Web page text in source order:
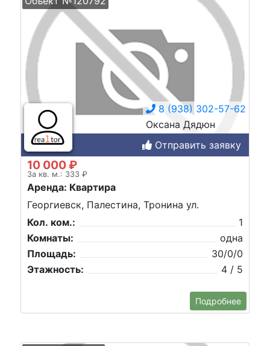
8 (938) 302-57-62
Оксана Дядюн
Отправить заявку
10 000 ₽
За кв. м.: 333 ₽
Аренда: Квартира
Георгиевск, Палестина, Тронина ул.
Кол. ком.:
1
Комнаты:
одна
Площадь:
30/0/0
Этажность:
4 / 5
Подробнее